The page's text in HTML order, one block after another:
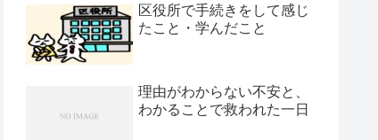
区役所で手続きをして感じ
たこと・学んだこと
理由がわからない不安と、
わかることで救われた一日